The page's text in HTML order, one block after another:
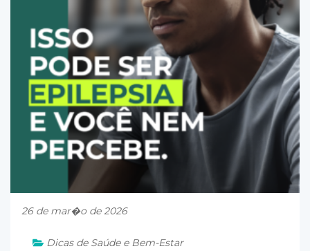
26 de mar�o de 2026
Dicas de Saúde e Bem-Estar